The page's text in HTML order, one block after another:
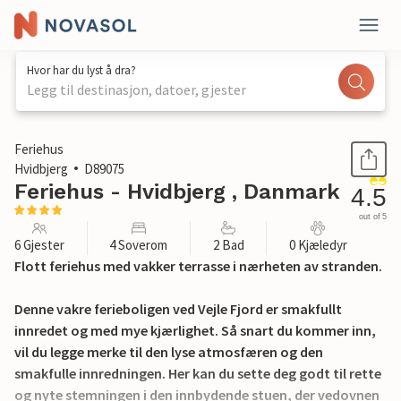
Hvor har du lyst å dra?
Legg til destinasjon, datoer, gjester
1 / 23
Feriehus
Hvidbjerg
D89075
Feriehus - Hvidbjerg , Danmark 4.5
out of 5
6 Gjester 4 Soverom 2 Bad 0 Kjæledyr
Flott feriehus med vakker terrasse i nærheten av stranden.
Denne vakre ferieboligen ved Vejle Fjord er smakfullt
innredet og med mye kjærlighet. Så snart du kommer inn,
vil du legge merke til den lyse atmosfæren og den
smakfulle innredningen. Her kan du sette deg godt til rette
og nyte stemningen i den innbydende stuen, der vedovnen